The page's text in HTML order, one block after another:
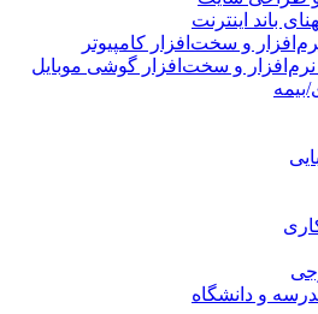
باند اینترنت
و سخت‌افزار کامپیوتر
و سخت‌افزار گوشی موبایل
بیمه
و دانشگاه